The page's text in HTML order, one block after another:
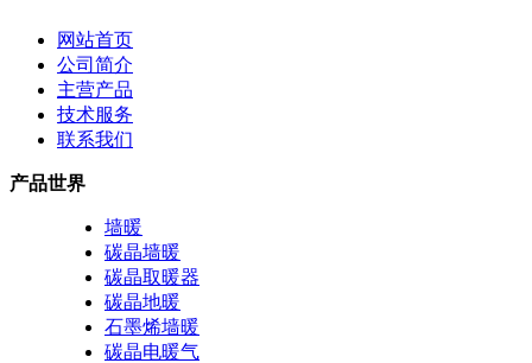
网站首页
公司简介
主营产品
技术服务
联系我们
产品世界
墙暖
碳晶墙暖
碳晶取暖器
碳晶地暖
石墨烯墙暖
碳晶电暖气